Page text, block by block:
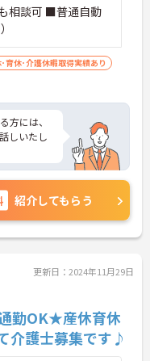
相談可 ■普通自動
育休･介護休暇取得実績あり
方には、
しいたし
紹介してもらう
更新日：2024年11月29日
勤OK★産休育休
介護士募集です♪